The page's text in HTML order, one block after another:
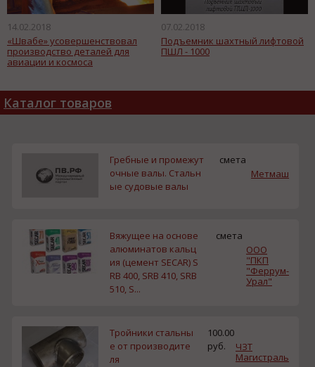
14.02.2018
«Швабе» усовершенствовал
производство деталей для
авиации и космоса
07.02.2018
Подъемник шахтный лифтовой
ПШЛ - 1000
Каталог товаров
Гребные и промежут
очные валы. Стальн
ые судовые валы
смета
Метмаш
Вяжущее на основе
алюминатов кальц
ия (цемент SECAR) S
RB 400, SRB 410, SRB
510, S...
смета
ООО
"ПКП
"Феррум-
Урал"
Тройники стальны
е от производите
ля
100.00
руб.
ЧЗТ
Магистраль